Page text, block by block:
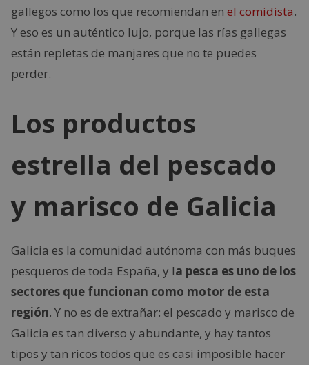
gallegos como los que recomiendan en el comidista.
Y eso es un auténtico lujo, porque las rías gallegas
están repletas de manjares que no te puedes
perder.
Los productos
estrella del pescado
y marisco de Galicia
Galicia es la comunidad autónoma con más buques
pesqueros de toda España, y la pesca es uno de los
sectores que funcionan como motor de esta
región. Y no es de extrañar: el pescado y marisco de
Galicia es tan diverso y abundante, y hay tantos
tipos y tan ricos todos que es casi imposible hacer